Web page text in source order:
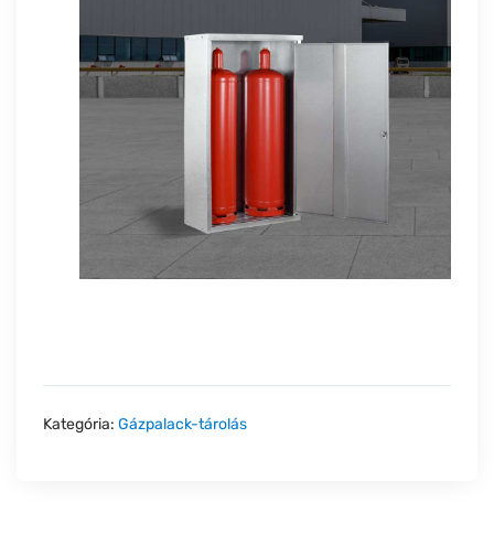
Kategória: Gázpalack-tárolás